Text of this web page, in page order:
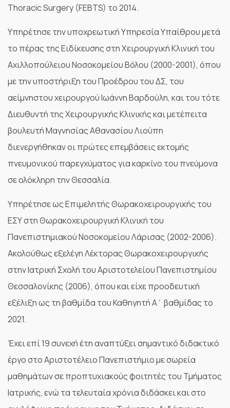
Thoracic Surgery (FEBTS) το 2014.
Υπηρέτησε την υποχρεωτική Υπηρεσία Υπαίθρου μετά
το πέρας της Ειδίκευσης στη Χειρουργική Κλινική του
Αχιλλοπούλειου Νοσοκομείου Βόλου (2000-2001), όπου
με την υποστήριξη του Προέδρου του ΔΣ, του
αείμνηστου χειρουργού Ιωάννη Βαρδούλη, και του τότε
Διευθυντή της Χειρουργικής Κλινικής και μετέπειτα
βουλευτή Μαγνησίας Αθανασίου Λιούπη
διενεργήθηκαν οι πρώτες επεμβάσεις εκτομής
πνευμονικού παρεγχύματος για καρκίνο του πνεύμονα
σε ολόκληρη την Θεσσαλία.
Υπηρέτησε ως Επιμελητής Θωρακοχειρουργικής του
ΕΣΥ στη Θωρακοχειρουργική Κλινική του
Πανεπιστημιακού Νοσοκομείου Λάρισας (2002-2006).
Ακολούθως εξελέγη Λέκτορας Θωρακοχειρουργικής
στην Ιατρική Σχολή του Αριστοτελείου Πανεπιστημίου
Θεσσαλονίκης (2006), όπου και είχε προοδευτική
εξέλιξη ως τη βαθμίδα του Καθηγητή Α΄ βαθμίδας το
2021.
Έχει επί 19 συνεχή έτη αναπτύξει σημαντικό διδακτικό
έργο στο Αριστοτέλειο Πανεπιστήμιο με σωρεία
μαθημάτων σε προπτυχιακούς φοιτητές του Τμήματος
Ιατρικής, ενώ τα τελευταία χρόνια διδάσκει και στο